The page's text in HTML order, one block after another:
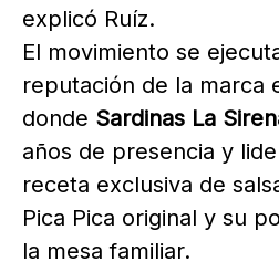
explicó Ruíz.
El movimiento se
reputación de la marca
donde Sardinas La
años de presencia y
receta exclusiva de
Pica Pica original y su
la mesa familiar.